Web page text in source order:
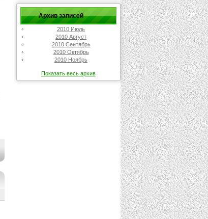
Архив записей
2010 Июль
2010 Август
2010 Сентябрь
2010 Октябрь
2010 Ноябрь
Показать весь архив